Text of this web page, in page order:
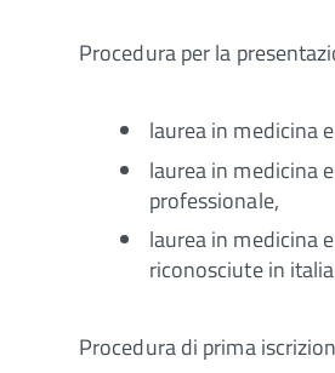
Procedura per la
laurea in medicina
laurea in medicina
professionale,
laurea in medicina
riconosciute in
Procedura di prima